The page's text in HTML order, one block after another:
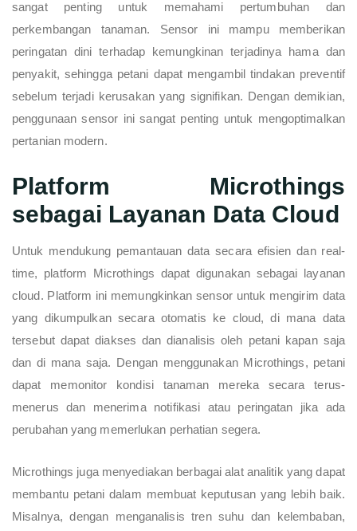
sangat penting untuk memahami pertumbuhan dan
perkembangan tanaman. Sensor ini mampu memberikan
peringatan dini terhadap kemungkinan terjadinya hama dan
penyakit, sehingga petani dapat mengambil tindakan preventif
sebelum terjadi kerusakan yang signifikan. Dengan demikian,
penggunaan sensor ini sangat penting untuk mengoptimalkan
pertanian modern.
Platform Microthings
sebagai Layanan Data Cloud
Untuk mendukung pemantauan data secara efisien dan real-
time, platform Microthings dapat digunakan sebagai layanan
cloud. Platform ini memungkinkan sensor untuk mengirim data
yang dikumpulkan secara otomatis ke cloud, di mana data
tersebut dapat diakses dan dianalisis oleh petani kapan saja
dan di mana saja. Dengan menggunakan Microthings, petani
dapat memonitor kondisi tanaman mereka secara terus-
menerus dan menerima notifikasi atau peringatan jika ada
perubahan yang memerlukan perhatian segera.
Microthings juga menyediakan berbagai alat analitik yang dapat
membantu petani dalam membuat keputusan yang lebih baik.
Misalnya, dengan menganalisis tren suhu dan kelembaban,